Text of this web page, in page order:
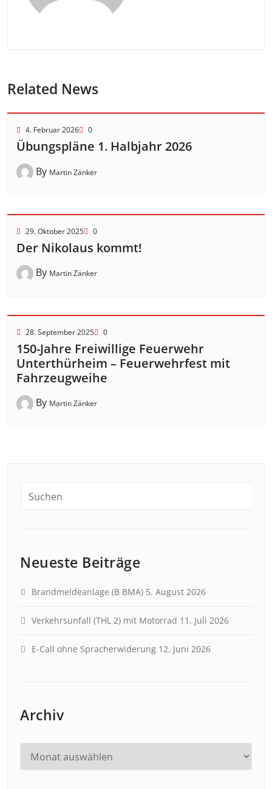
Related News
4. Februar 2026 0
Übungspläne 1. Halbjahr 2026
By Martin Zänker
29. Oktober 2025 0
Der Nikolaus kommt!
By Martin Zänker
28. September 2025 0
150-Jahre Freiwillige Feuerwehr
Unterthürheim – Feuerwehrfest mit
Fahrzeugweihe
By Martin Zänker
Neueste Beiträge
Brandmeldeanlage (B BMA) 5. August 2026
Verkehrsunfall (THL 2) mit Motorrad 11. Juli 2026
E-Call ohne Spracherwiderung 12. Juni 2026
Archiv